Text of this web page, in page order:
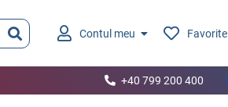
Contul meu Favorite
+40 799 200 400